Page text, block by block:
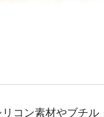
コン素材やブチ